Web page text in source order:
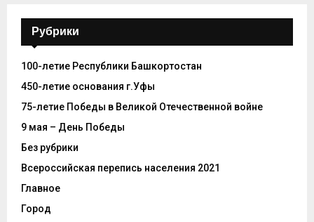
Рубрики
100-летие Республики Башкортостан
450-летие основания г.Уфы
75-летие Победы в Великой Отечественной войне
9 мая – День Победы
Без рубрики
Всероссийская перепись населения 2021
Главное
Город